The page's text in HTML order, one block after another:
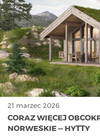
21 marzec 2026
CORAZ WIĘCEJ
NORWESKIE — HYTTY